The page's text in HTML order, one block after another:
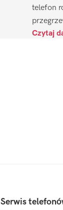
telefon
Czytaj
Serwis